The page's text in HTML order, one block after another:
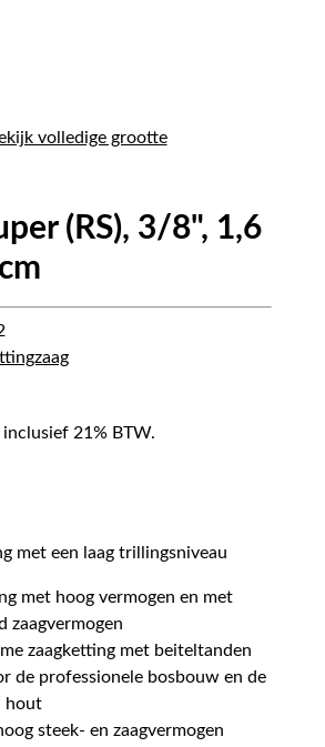
volledige grootte
(RS), 3/8", 1,6
21% BTW.
met een laag trillingsniveau
met hoog vermogen en met
zaagvermogen
zaagketting met beiteltanden
de professionele bosbouw en de
hout
steek- en zaagvermogen